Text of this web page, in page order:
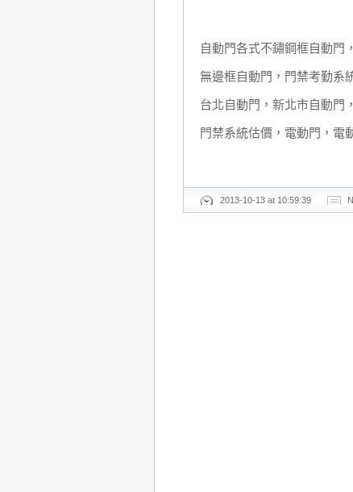
自動門各式不鏽鋼框自動門
無邊框自動門，門禁考勤系
台北自動門，新北市自動門
門禁系統估價，電動門，電
2013-10-13 at 10:59:39